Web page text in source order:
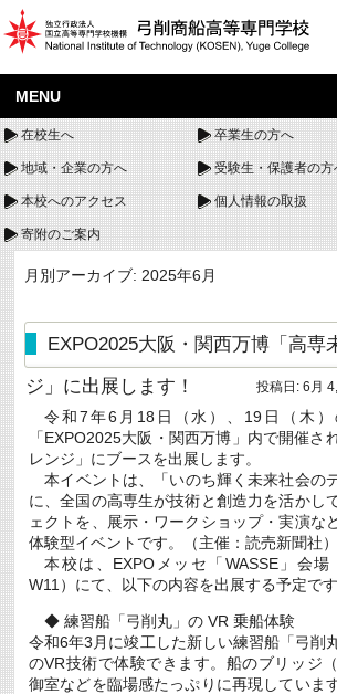
MENU
在校生へ 卒業生の方へ
地域・企業の方へ 受験生・保護者の方
本校へのアクセス 個人情報の取扱
寄附のご案内
月別アーカイブ: 2025年6月
EXPO2025大阪・関西万博「高専
ジ」に出展します！
投稿日: 6月
令和7年6月18日（水）、19日（木
「EXPO2025大阪・関西万博」内で開催さ
レンジ」にブースを出展します。
本イベントは、「いのち輝く未来社会の
に、全国の高専生が技術と創造力を活かし
ェクトを、展示・ワークショップ・実演な
体験型イベントです。（主催：読売新聞社）
本校は、EXPOメッセ「WASSE」会
W11）にて、以下の内容を出展する予定です
◆ 練習船「弓削丸」の VR 乗船体験
令和6年3月に竣工した新しい練習船「弓削
のVR技術で体験できます。船のブリッジ
御室などを臨場感たっぷりに再現していま